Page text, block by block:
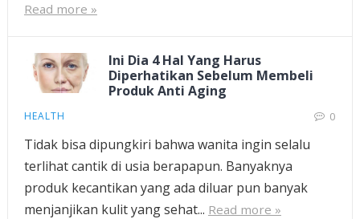
Read more »
Ini Dia 4 Hal Yang Harus
Diperhatikan Sebelum Membeli
Produk Anti Aging
HEALTH 0
Tidak bisa dipungkiri bahwa wanita ingin selalu
terlihat cantik di usia berapapun. Banyaknya
produk kecantikan yang ada diluar pun banyak
menjanjikan kulit yang sehat... Read more »